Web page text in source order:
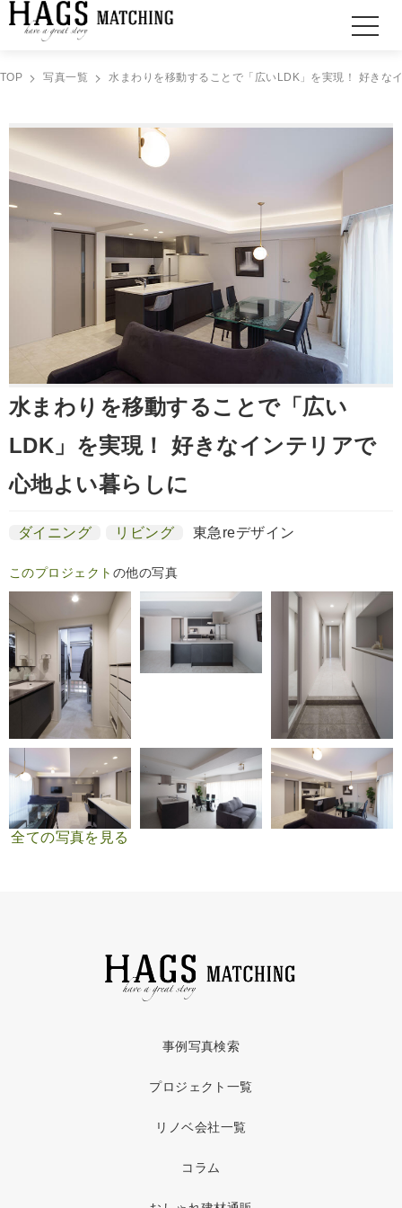
TOP 写真一覧 水まわりを移動することで「広いLDK」を実現！ 好きな
水まわりを移動することで「広い
LDK」を実現！ 好きなインテリアで
心地よい暮らしに
ダイニング リビング 東急reデザイン
このプロジェクト の他の写真
全ての写真を見る
事例写真検索
プロジェクト一覧
リノベ会社一覧
コラム